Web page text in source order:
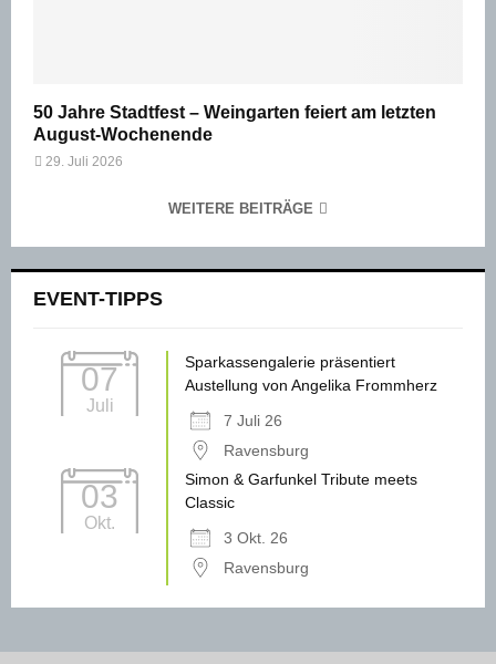
50 Jahre Stadtfest – Weingarten feiert am letzten
August-Wochenende
29. Juli 2026
WEITERE BEITRÄGE
EVENT-TIPPS
07
Juli
Sparkassengalerie präsentiert
Austellung von Angelika Frommherz
7 Juli 26
Ravensburg
03
Okt.
Simon & Garfunkel Tribute meets
Classic
3 Okt. 26
Ravensburg